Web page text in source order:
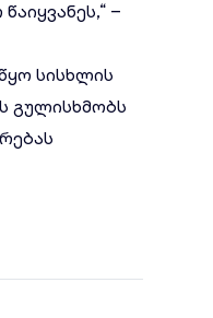
–
სისხლის
გულისხმობს